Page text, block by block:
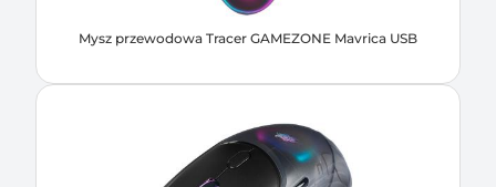
Mysz przewodowa Tracer GAMEZONE Mavrica USB